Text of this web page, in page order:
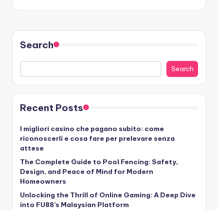
Search
Search
Recent Posts
I migliori casino che pagano subito: come
riconoscerli e cosa fare per prelevare senza
attese
The Complete Guide to Pool Fencing: Safety,
Design, and Peace of Mind for Modern
Homeowners
Unlocking the Thrill of Online Gaming: A Deep Dive
into FU88’s Malaysian Platform